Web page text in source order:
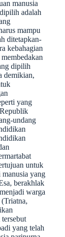
manusia
adalah
mampu
ditetapkan-
kebahagian
dipilih
demikian,
yang
undang
untuk
yang
berakhlak
warga
yang telah